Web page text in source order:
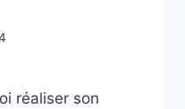
réaliser son